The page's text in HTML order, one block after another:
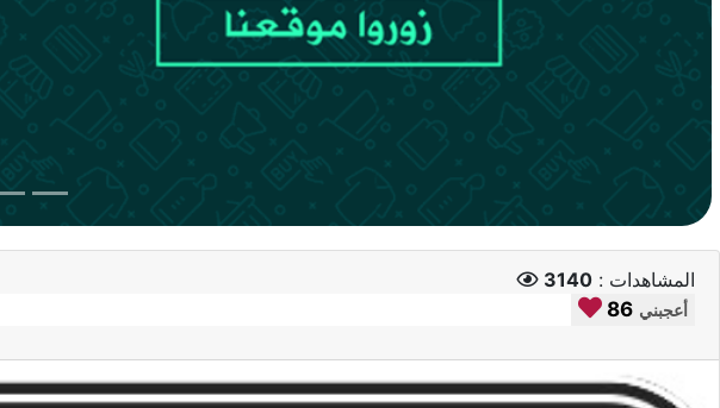
المشاهدات : 3140
86 أعجبني